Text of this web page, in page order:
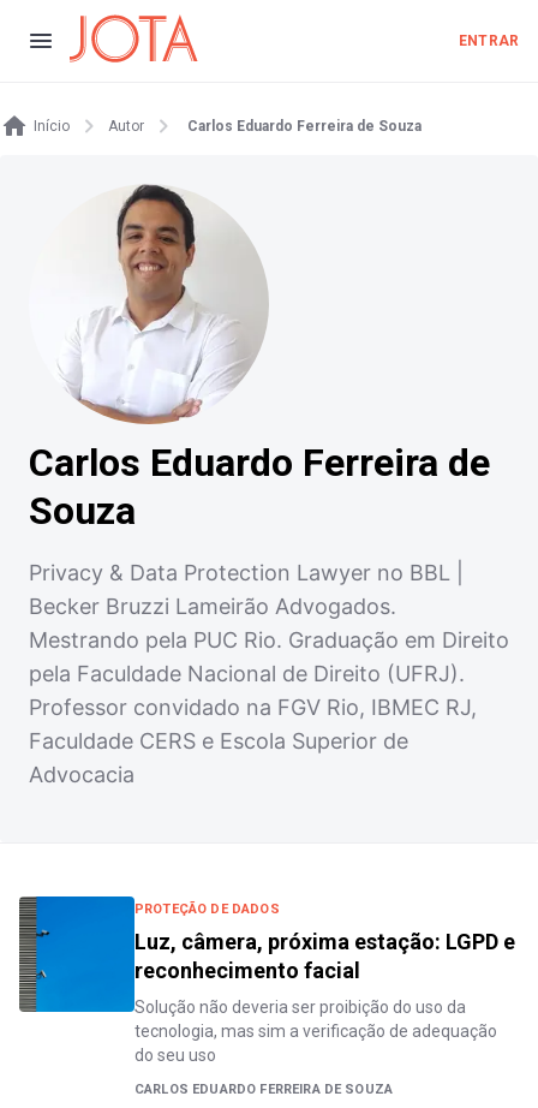
ENTRAR
Início Autor Carlos Eduardo Ferreira de Souza
Carlos Eduardo Ferreira de
Souza
Privacy & Data Protection Lawyer no BBL |
Becker Bruzzi Lameirão Advogados.
Mestrando pela PUC Rio. Graduação em Direito
pela Faculdade Nacional de Direito (UFRJ).
Professor convidado na FGV Rio, IBMEC RJ,
Faculdade CERS e Escola Superior de
Advocacia
PROTEÇÃO DE DADOS
Luz, câmera, próxima estação: LGPD e
reconhecimento facial
Solução não deveria ser proibição do uso da
tecnologia, mas sim a verificação de adequação
do seu uso
CARLOS EDUARDO FERREIRA DE SOUZA